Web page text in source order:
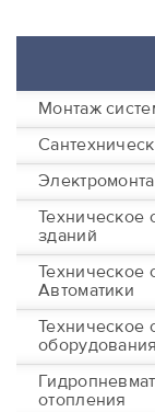
Монтаж
Техническое
зданий
Техническое
Автоматики
Техническое
оборудования
отопления